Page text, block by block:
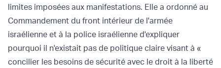
limites imposées aux manifestations. Elle a ordonné au
Commandement du front intérieur de l'armée
israélienne et à la police israélienne d'expliquer
pourquoi il n'existait pas de politique claire visant à «
concilier les besoins de sécurité avec le droit à la liberté